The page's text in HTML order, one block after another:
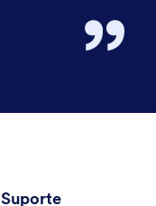
Suporte